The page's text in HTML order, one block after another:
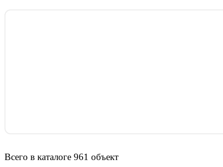
Всего в каталоге 961 объект